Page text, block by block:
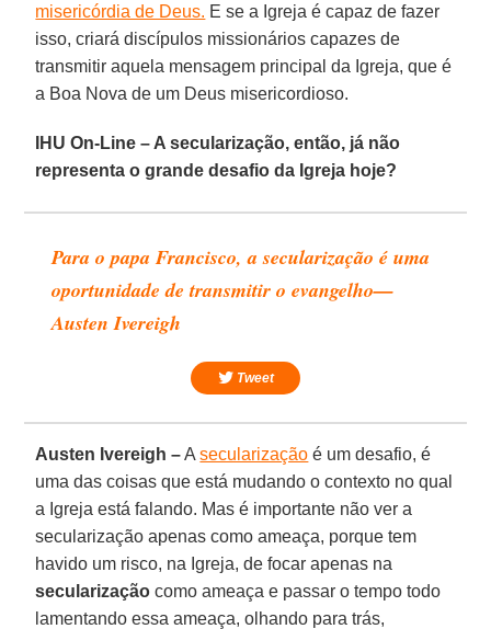
misericórdia de Deus. E se a Igreja é capaz de fazer
isso, criará discípulos missionários capazes de
transmitir aquela mensagem principal da Igreja, que é
a Boa Nova de um Deus misericordioso.
IHU On-Line – A secularização, então, já não
representa o grande desafio da Igreja hoje?
Para o papa Francisco, a secularização é uma
oportunidade de transmitir o evangelho—
Austen Ivereigh
Tweet
Austen Ivereigh –Asecularização é um desafio, é
uma das coisas que está mudando o contexto no qual
a Igreja está falando. Mas é importante não ver a
secularização apenas como ameaça, porque tem
havido um risco, na Igreja, de focar apenas na
secularização como ameaça e passar o tempo todo
lamentando essa ameaça, olhando para trás,